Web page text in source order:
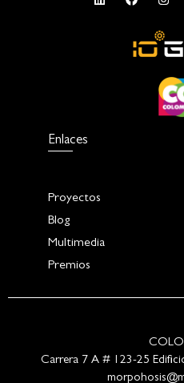
Enlaces
Proyectos
Blog
Multimedia
Premios
Carrera 7 A # 123-25